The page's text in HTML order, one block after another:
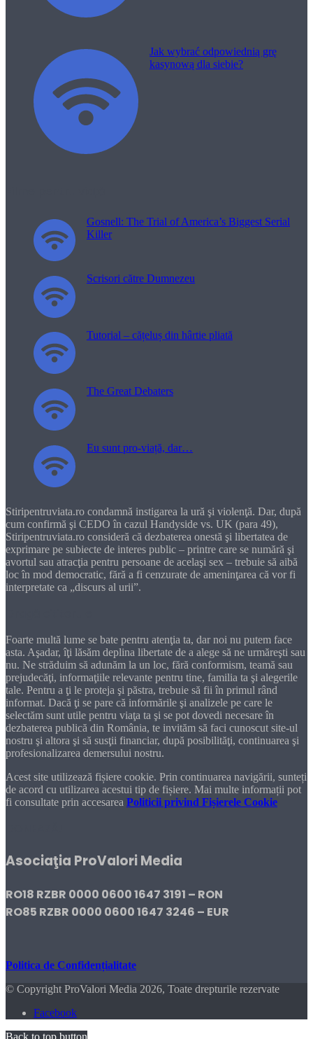
Jak wybrać odpowiednią grę
kasynową dla siebie?
Gosnell: The Trial of America’s Biggest Serial
Killer
Scrisori către Dumnezeu
Tutorial – cățeluș din hârtie pliată
The Great Debaters
Eu sunt pro-viață, dar…
Stiripentruviata.ro condamnă instigarea la ură şi violenţă. Dar, după
cum confirmă şi CEDO în cazul Handyside vs. UK (para 49),
Stiripentruviata.ro consideră că dezbaterea onestă şi libertatea de
exprimare pe subiecte de interes public – printre care se numără şi
avortul sau atracţia pentru persoane de acelaşi sex – trebuie să aibă
loc în mod democratic, fără a fi cenzurate de ameninţarea că vor fi
interpretate ca „discurs al urii”.
Foarte multă lume se bate pentru atenţia ta, dar noi nu putem face
asta. Aşadar, îţi lăsăm deplina libertate de a alege să ne urmăreşti sau
nu. Ne străduim să adunăm la un loc, fără conformism, teamă sau
prejudecăţi, informaţiile relevante pentru tine, familia ta şi alegerile
tale. Pentru a ţi le proteja şi păstra, trebuie să fii în primul rând
informat. Dacă ţi se pare că informările şi analizele pe care le
selectăm sunt utile pentru viaţa ta şi se pot dovedi necesare în
dezbaterea publică din România, te invităm să faci cunoscut site-ul
nostru şi altora şi să susţii financiar, după posibilităţi, continuarea şi
profesionalizarea demersului nostru.
Acest site utilizează fișiere cookie. Prin continuarea navigării, sunteți
de acord cu utilizarea acestui tip de fișiere. Mai multe informații pot
fi consultate prin accesarea Politicii privind Fișierele Cookie
Asociaţia ProValori Media
RO18 RZBR 0000 0600 1647 3191 – RON
RO85 RZBR 0000 0600 1647 3246 – EUR
Politica de Confidențialitate
© Copyright ProValori Media 2026, Toate drepturile rezervate
Facebook